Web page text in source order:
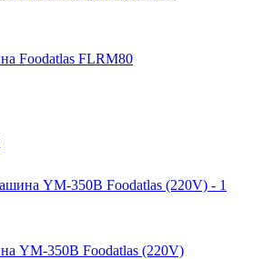
Foodatlas FLRM80
YM-350B Foodatlas (220V)